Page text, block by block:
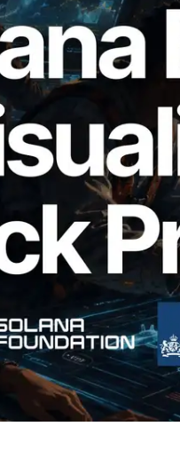
Solana Block
thời gian tạo
theo từng